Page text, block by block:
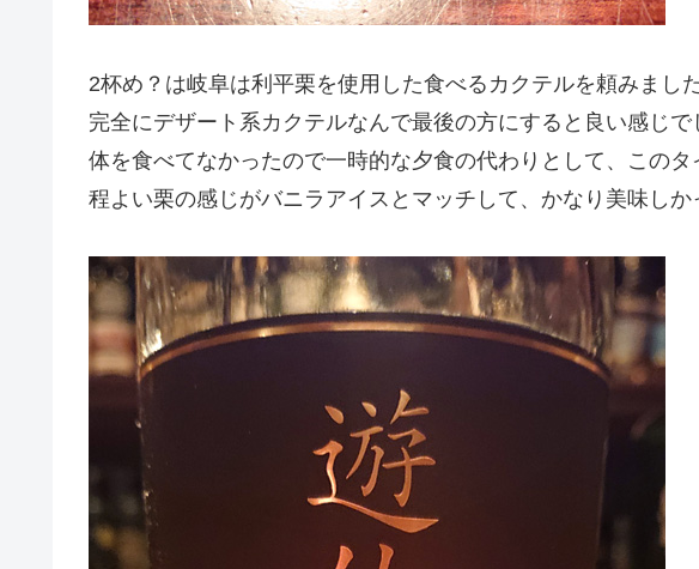
2杯め？は岐阜は利平栗を使用した食べるカクテルを頼みました
完全にデザート系カクテルなんで最後の方にすると良い感じ
体を食べてなかったので一時的な夕食の代わりとして、このタ
程よい栗の感じがバニラアイスとマッチして、かなり美味しか